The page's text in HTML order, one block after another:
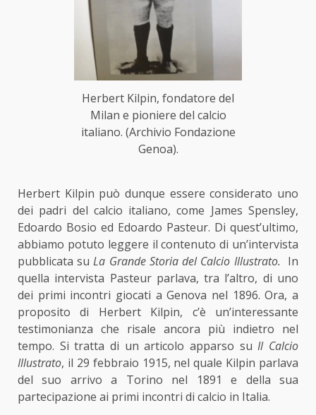
Herbert Kilpin, fondatore del
Milan e pioniere del calcio
italiano. (Archivio Fondazione
Genoa).
Herbert Kilpin può dunque essere considerato uno
dei padri del calcio italiano, come James Spensley,
Edoardo Bosio ed Edoardo Pasteur. Di quest’ultimo,
abbiamo potuto leggere il contenuto di un’intervista
pubblicata suLa Grande Storia del Calcio Illustrato. In
quella intervista Pasteur parlava, tra l’altro, di uno
dei primi incontri giocati a Genova nel 1896. Ora, a
proposito di Herbert Kilpin, c’è un’interessante
testimonianza che risale ancora più indietro nel
tempo. Si tratta di un articolo apparso suIl Calcio
Illustrato, il 29 febbraio 1915, nel quale Kilpin parlava
del suo arrivo a Torino nel 1891 e della sua
partecipazione ai primi incontri di calcio in Italia.